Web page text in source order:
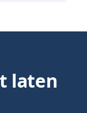
laten